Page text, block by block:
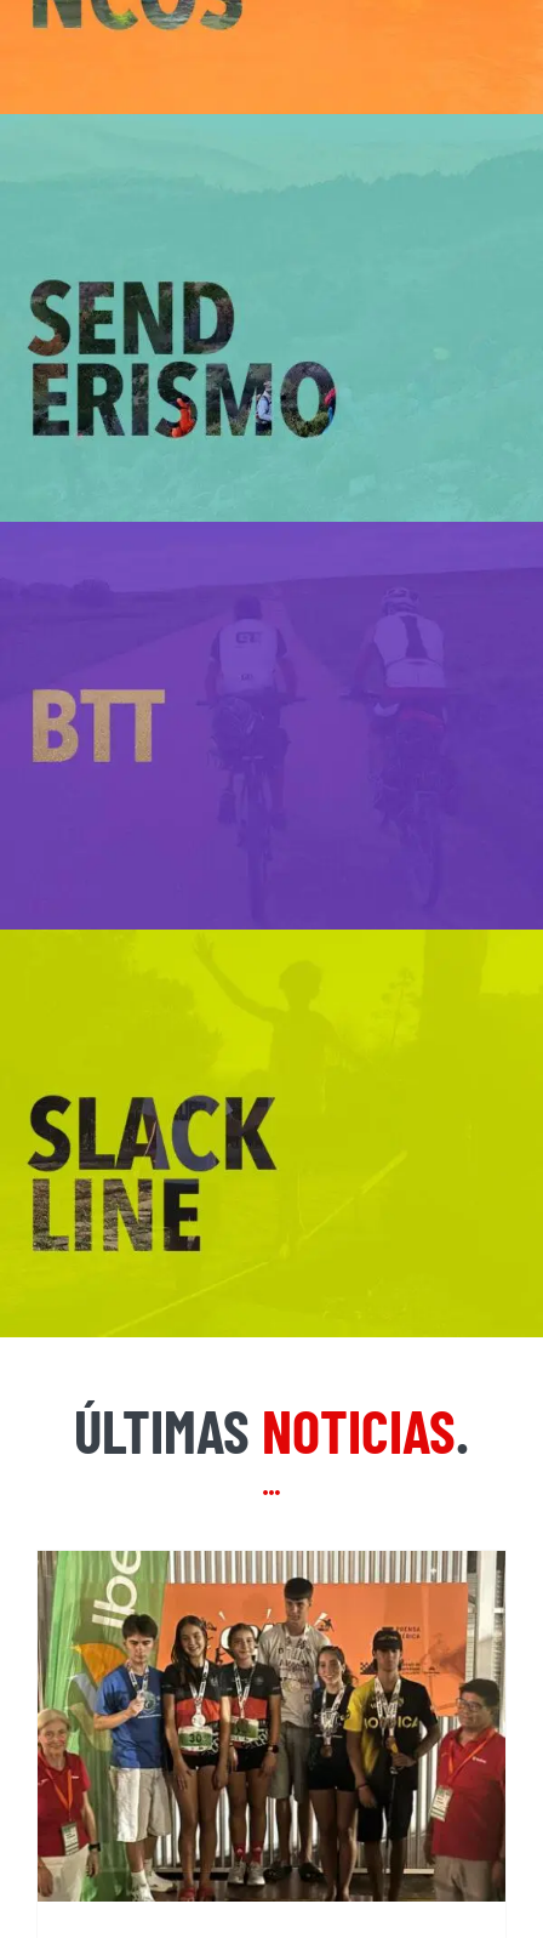
ÚLTIMAS NOTICIAS.
El CEM se trae de Montmeló
tres podios en diferentes
subcategorías y consigue
otros tantos en la
clasificación final de Copa
España de Marcha Nordica
2026.